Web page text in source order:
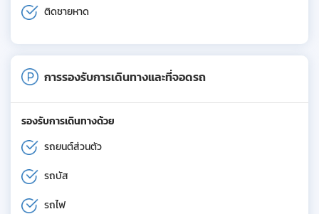
ติดชายหาด
การรองรับการเดินทางและที่จอดรถ
รองรับการเดินทางด้วย
รถยนต์ส่วนตัว
รถบัส
รถไฟ